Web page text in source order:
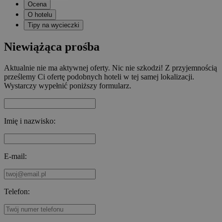
Ocena
O hotelu
Tipy na wycieczki
Niewiążąca prośba
Aktualnie nie ma aktywnej oferty. Nic nie szkodzi! Z przyjemnością
prześlemy Ci ofertę podobnych hoteli w tej samej lokalizacji.
Wystarczy wypełnić poniższy formularz.
Imię i nazwisko:
E-mail:
Telefon: